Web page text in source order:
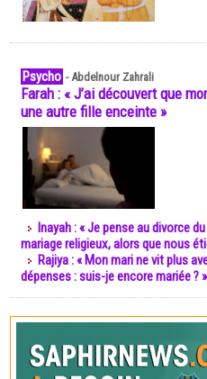
Psycho -Abdelnour Zahrali
Farah : « J’ai découvert que
une autre fille enceinte »
Inayah : « Je pense au divorce
mariage religieux, alors que nous
Rajiya : « Mon mari ne vit plus
dépenses : suis-je encore mariée ? »